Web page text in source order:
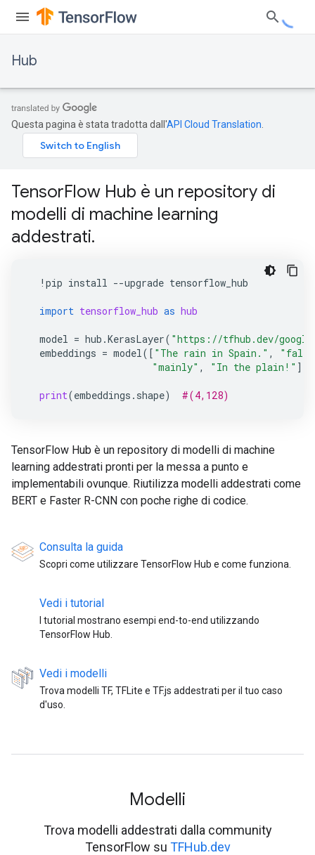
Hub
Questa pagina è stata tradotta dall'API Cloud Translation
TensorFlow Hub è un repository di
modelli di machine learning
addestrati.
! pip install --upgrade tensorflow_hub
import tensorflow_hub as hub
model = hub .KerasLayer( "https://tfhub.dev/
embeddings = model([ "The rain in Spain." ,
"mainly" , "In the plain!" ])
print(embeddings . shape) #(4,128)
TensorFlow Hub è un repository di modelli di machine
learning addestrati pronti per la messa a punto e
implementabili ovunque. Riutilizza modelli addestrati come
BERT e Faster R-CNN con poche righe di codice.
Consulta la guida
Scopri come utilizzare TensorFlow Hub e come funziona.
Vedi i tutorial
I tutorial mostrano esempi end-to-end utilizzando
TensorFlow Hub.
Vedi i modelli
Trova modelli TF, TFLite e TF.js addestrati per il tuo caso
d'uso.
Modelli
Trova modelli addestrati dalla community
TensorFlow su TFHub.dev